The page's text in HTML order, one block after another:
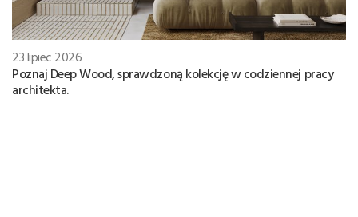
23 lipiec 2026
Poznaj Deep Wood, sprawdzoną kolekcję w codziennej pracy
architekta.